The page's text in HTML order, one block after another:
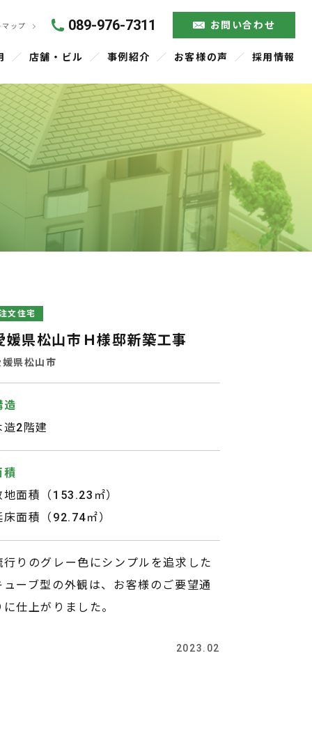
店舗・ビル 事例紹介 お客様の声 採用情報
マップ 089-976-7311 お問い合わせ
文住宅
媛県松山市Ｈ様邸新築工事
媛県松山市
造
造2階建
積
地面積（153.23㎡）
床面積（92.74㎡）
行りのグレー色にシンプルを追求した
ューブ型の外観は、お客様のご要望通
に仕上がりました。
2023.02